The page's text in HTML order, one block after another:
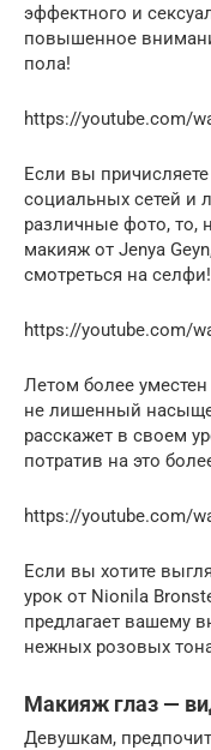
эффектного и
повышенное
пола!
https://youtube.com/
Если вы
социальных сетей и
различные фото, то,
макияж от Jenya
смотреться на селфи!
https://youtube.com/
Летом более
не лишенный
расскажет в своем
потратив на это
https://youtube.com/
Если вы хотите
урок от Nionila
предлагает вашему
нежных розовых
Макияж глаз —
Девушкам,